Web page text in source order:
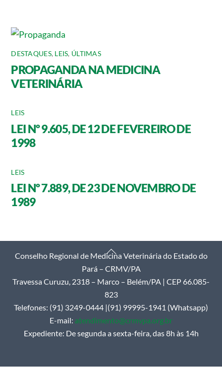
DESTAQUES, LEIS, ÚLTIMAS
PROPAGANDA NA MEDICINA
VETERINÁRIA
LEIS
LEI Nº 9.605, DE 12 DE FEVEREIRO DE
1998
LEIS
LEI Nº 7.889, DE 23 DE NOVEMBRO DE
1989
Back
To
Top
Conselho Regional de Medicina Veterinária do Estado do
Pará – CRMV/PA
Travessa Curuzu, 2318 – Marco – Belém/PA | CEP 66.085-
823
Telefones: (91) 3249-0444 |(91) 99995-1941 (Whatsapp)
E-mail: atendimento@crmvpa.org.br
Expediente: De segunda a sexta-feira, das 8h às 14h